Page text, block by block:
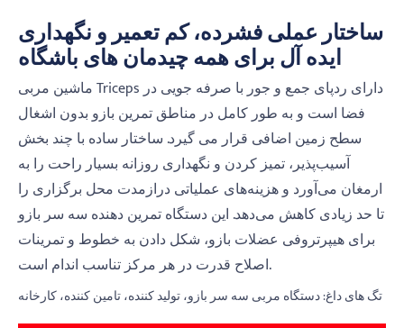
ساختار عملی فشرده، کم تعمیر و نگهداری
ایده آل برای همه چیدمان های باشگاه
ماشین مربی Triceps دارای ردپای جمع و جور با صرفه جویی در
فضا است و به طور کامل در مناطق تمرین بازو بدون اشغال
سطح زمین اضافی قرار می گیرد. ساختار ساده با چند بخش
آسیب‌پذیر، تمیز کردن و نگهداری روزانه بسیار راحت را به
ارمغان می‌آورد و هزینه‌های عملیاتی درازمدت محل برگزاری را
تا حد زیادی کاهش می‌دهد. این دستگاه تمرین دهنده سه سر بازو
برای هیپرتروفی عضلات بازو، شکل دادن به خطوط و تمرینات
اصلاح قدرت در هر مرکز تناسب اندام است.
تگ های داغ: دستگاه مربی سه سر بازو، تولید کننده، تامین کننده، کارخانه